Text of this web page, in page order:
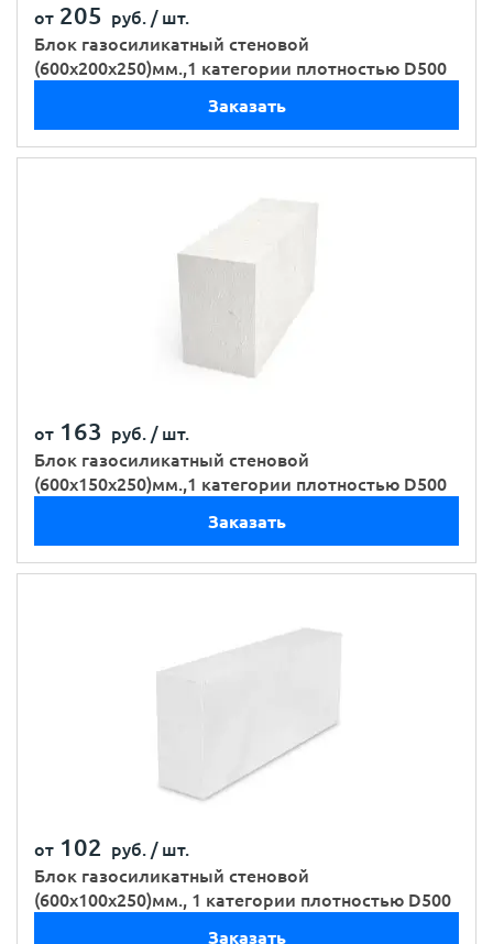
от 205 руб. / шт.
Блок газосиликатный стеновой
(600х200х250)мм.,1 категории плотностью D500
Заказать
от 163 руб. / шт.
Блок газосиликатный стеновой
(600х150х250)мм.,1 категории плотностью D500
Заказать
от 102 руб. / шт.
Блок газосиликатный стеновой
(600х100х250)мм., 1 категории плотностью D500
Заказать